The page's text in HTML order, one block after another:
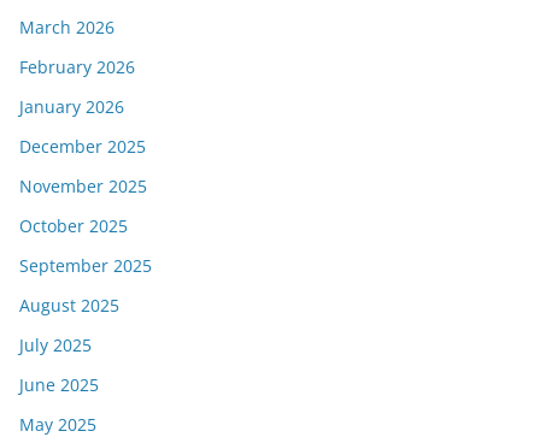
March 2026
February 2026
January 2026
December 2025
November 2025
October 2025
September 2025
August 2025
July 2025
June 2025
May 2025